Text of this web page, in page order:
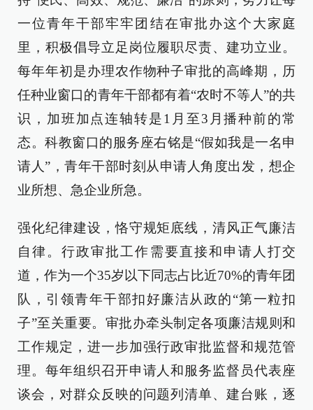
一位青年干部牢牢团结在审批办这个大家庭
里，积极倡导立足岗位履职尽责、建功立业。
每年年初是办理农作物种子审批的高峰期，历
任种业窗口的青年干部都有着“农时不等人”的共
识，加班加点连轴转是1月至3月播种前的常
态。科教窗口的服务座右铭是“假如我是一名申
请人”，青年干部时刻从申请人角度出发，想企
业所想、急企业所急。
强化纪律建设，恪守规矩底线，清风正气廉洁
自律。行政审批工作需要直接和申请人打交
道，作为一个35岁以下同志占比近70%的青年团
队，引领青年干部扣好廉洁从政的“第一粒扣
子”至关重要。审批办牵头制定各项廉洁规则和
工作规定，进一步加强行政审批监督和规范管
理。每年组织召开申请人和服务监督员代表座
谈会，对群众反映的问题列清单、建台账，逐